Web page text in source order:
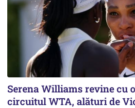
Serena Williams revine cu
circuitul WTA, alături de